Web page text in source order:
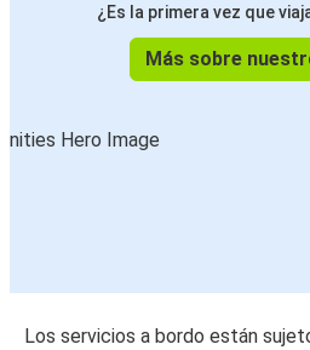
¿Es la primera vez que
Más sobre
Los servicios a bordo están